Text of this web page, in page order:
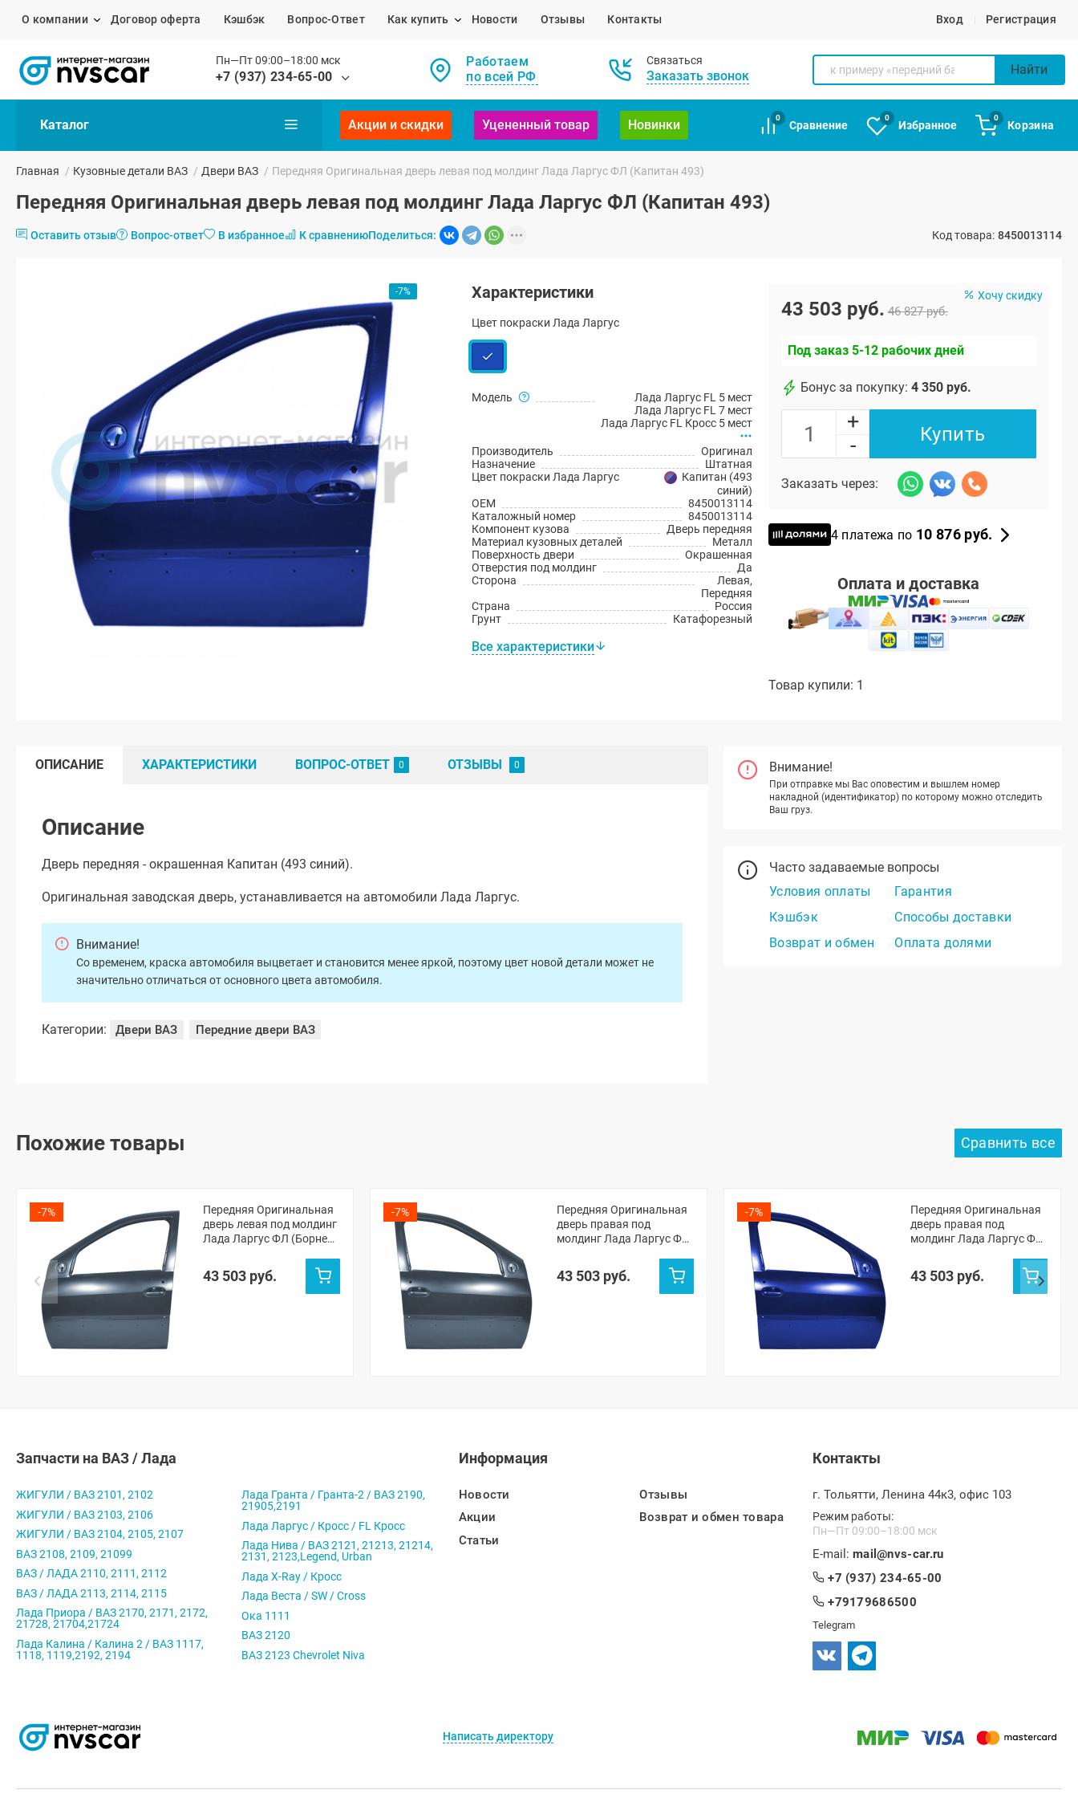
О компании Договор оферта Кэшбэк Вопрос-Ответ Как купить Новости Отзывы Контакты Вход Регистрация
Пн—Пт 09:00–18:00 мск
+7 (937) 234-65-00
Работаем
по всей РФ
Связаться
Заказать звонок Найти
Каталог Акции и скидки Уцененный товар Новинки
0
Сравнение
0
Избранное
0
Корзина
Главная / Кузовные детали ВАЗ / Двери ВАЗ / Передняя Оригинальная дверь левая под молдинг Лада Ларгус ФЛ (Капитан 493)
Передняя Оригинальная дверь левая под молдинг Лада Ларгус ФЛ (Капитан 493)
Оставить отзыв Вопрос-ответ В избранное К сравнениюПоделиться: Код товара: 8450013114
-7% Характеристики
Цвет покраски Лада Ларгус
Модель
Лада Ларгус FL 5 мест
Лада Ларгус FL 7 мест
Лада Ларгус FL Кросс 5 мест
Производитель
Оригинал
Назначение
Штатная
Цвет покраски Лада Ларгус
Капитан (493
синий)
OEM
8450013114
Каталожный номер
8450013114
Компонент кузова
Дверь передняя
Материал кузовных деталей
Металл
Поверхность двери
Окрашенная
Отверстия под молдинг
Да
Сторона
Левая,
Передняя
Страна
Россия
Грунт
Катафорезный
Все характеристики
Хочу скидку
43 503 руб. 46 827 руб.
Под заказ 5-12 рабочих дней
Бонус за покупку: 4 350 руб.
+
-
Купить
Заказать через:
4 платежа по 10 876 руб.
Оплата и доставка
Товар купили: 1
Внимание!
При отправке мы Вас оповестим и вышлем номер
накладной (идентификатор) по которому можно отследить
Ваш груз.
Часто задаваемые вопросы
Условия оплаты
Гарантия
Кэшбэк
Способы доставки
Возврат и обмен
Оплата долями
ОПИСАНИЕ ХАРАКТЕРИСТИКИ ВОПРОС-ОТВЕТ ОТЗЫВЫ
Описание
Дверь передняя - окрашенная Капитан (493 синий).
Оригинальная заводская дверь, устанавливается на автомобили Лада Ларгус.
Внимание!
Со временем, краска автомобиля выцветает и становится менее яркой, поэтому цвет новой детали может не
значительно отличаться от основного цвета автомобиля.
Категории: Двери ВАЗ Передние двери ВАЗ
Похожие товары
-7%
Передняя Оригинальная
дверь левая под молдинг
Лада Ларгус ФЛ (Борнео
43 503 руб.
-7%
Передняя Оригинальная
дверь правая под
молдинг Лада Ларгус ФЛ
43 503 руб.
-7%
Передняя Оригинальная
дверь правая под
молдинг Лада Ларгус ФЛ
43 503 руб.
Запчасти на ВАЗ / Лада
ЖИГУЛИ / ВАЗ 2101, 2102
ЖИГУЛИ / ВАЗ 2103, 2106
ЖИГУЛИ / ВАЗ 2104, 2105, 2107
ВАЗ 2108, 2109, 21099
ВАЗ / ЛАДА 2110, 2111, 2112
ВАЗ / ЛАДА 2113, 2114, 2115
Лада Приора / ВАЗ 2170, 2171, 2172,
21728, 21704,21724
Лада Калина / Калина 2 / ВАЗ 1117,
1118, 1119,2192, 2194
Лада Гранта / Гранта-2 / ВАЗ 2190,
21905,2191
Лада Ларгус / Кросс / FL Кросс
Лада Нива / ВАЗ 2121, 21213, 21214,
2131, 2123,Legend, Urban
Лада X-Ray / Кросс
Лада Веста / SW / Cross
Ока 1111
ВАЗ 2120
ВАЗ 2123 Chevrolet Niva
Информация
Новости
Акции
Статьи
Отзывы
Возврат и обмен товара
Контакты
г. Тольятти, Ленина 44к3, офис 103
Режим работы:
Пн—Пт 09:00–18:00 мск
E-mail: mail@nvs-car.ru
+7 (937) 234-65-00
+79179686500
Telegram
Написать директору